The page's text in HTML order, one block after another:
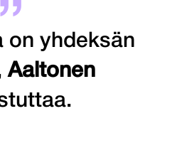
on yhdeksän
Aaltonen